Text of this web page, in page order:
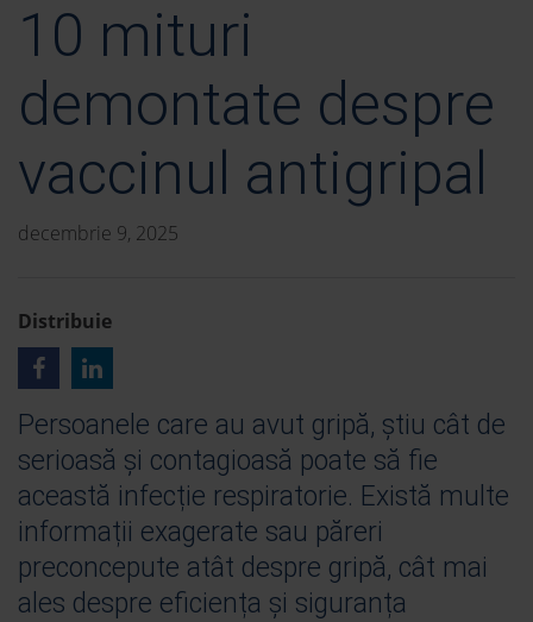
10 mituri
demontate despre
vaccinul antigripal
decembrie 9, 2025
Distribuie
Persoanele care au avut gripă, știu cât de
serioasă și contagioasă poate să fie
această infecție respiratorie. Există multe
informații exagerate sau păreri
preconcepute atât despre gripă, cât mai
ales despre eficiența și siguranța